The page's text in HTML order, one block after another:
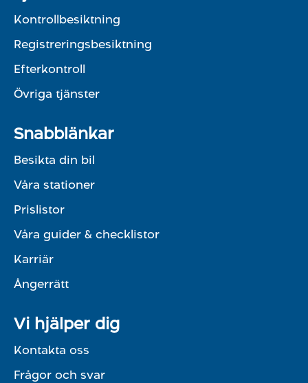
Kontrollbesiktning
Registreringsbesiktning
Efterkontroll
Övriga tjänster
Snabblänkar
Besikta din bil
Våra stationer
Prislistor
Våra guider & checklistor
Karriär
Ångerrätt
Vi hjälper dig
Kontakta oss
Frågor och svar